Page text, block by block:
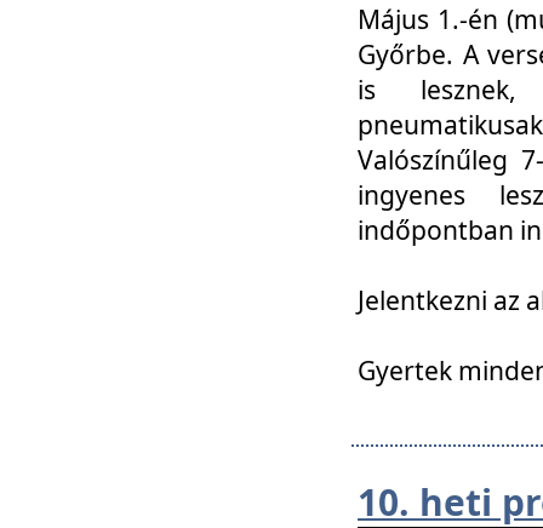
Május 1.-én
Győrbe. A
is lesznek,
Valószínűleg
ingyenes
indőpontban
Jelentkezni az
Gyertek
10. heti